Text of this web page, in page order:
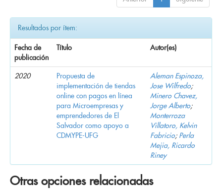
Resultados por ítem:
Fecha de
publicación
Título Autor(es)
2020
Propuesta de
implementación de tiendas
online con pagos en línea
para Microempresas y
emprendedores de El
Salvador como apoyo a
CDMYPE-UFG
Aleman Espinoza,
Jose Wilfredo;
Minero Chavez,
Jorge Alberto;
Monterroza
Villatoro, Kelvin
Fabricio; Perla
Mejia, Ricardo
Riney
Otras opciones relacionadas